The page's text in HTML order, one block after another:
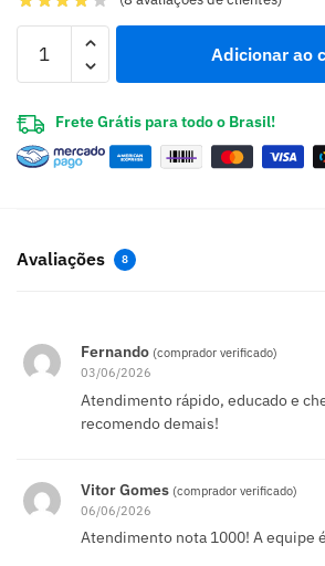
Adicionar ao
Frete Grátis para todo o Brasil!
Avaliações 8
Fernando (comprador verificado)
03/06/2026
Atendimento rápido, educado e
recomendo demais!
Vitor Gomes (comprador verificado)
06/06/2026
Atendimento nota 1000! A equipe